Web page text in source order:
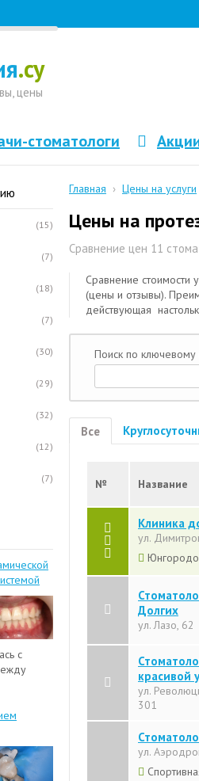
.су
, цены
стоматологи
Главная › Цены на услуги
Цены на
Сравнение цен 11
Сравнение стоимости
(цены и отзывы).
действующая
Все
№ Название
Клиника
ул.
Долгих
ул. Лазо, 62
красивой
ул.
301
ул.
Поиск по ключевому
(15)
(7)
(18)
(7)
(30)
(29)
(32)
(12)
(7)
с